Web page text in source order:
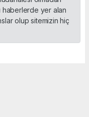
haberlerde yer alan
olup sitemizin hiç